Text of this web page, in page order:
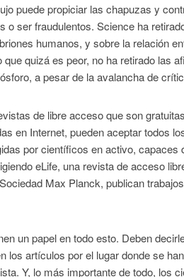
puede propiciar las chapuzas y
ser fraudulentos. Science ha
humanos, y sobre la relación
quizá es peor, no ha retirado las
a pesar de la avalancha de
de libre acceso que son
en Internet, pueden aceptar todos
por científicos en activo,
eLife, una revista de acceso
Max Planck, publican
un papel en todo esto. Deben
artículos por el lugar donde se
Y, lo más importante de todo, los